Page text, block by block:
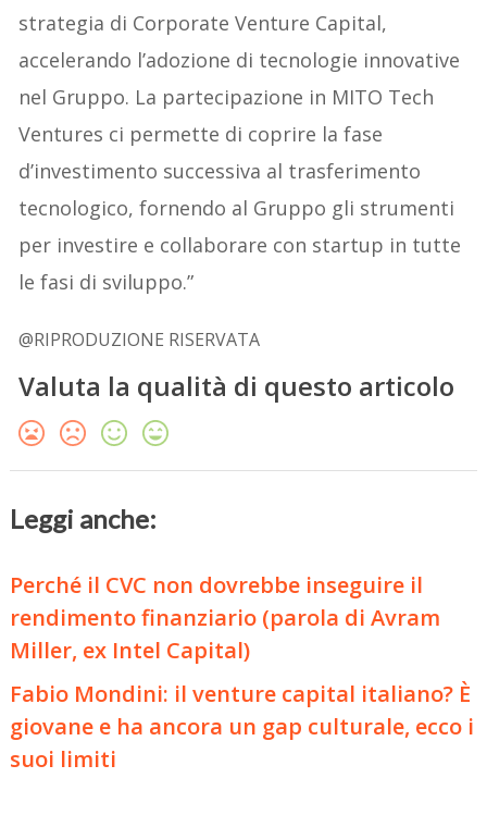
strategia di Corporate Venture Capital,
accelerando l’adozione di tecnologie innovative
nel Gruppo. La partecipazione in MITO Tech
Ventures ci permette di coprire la fase
d’investimento successiva al trasferimento
tecnologico, fornendo al Gruppo gli strumenti
per investire e collaborare con startup in tutte
le fasi di sviluppo.”
@RIPRODUZIONE RISERVATA
Valuta la qualità di questo articolo
Leggi anche:
Perché il CVC non dovrebbe inseguire il
rendimento finanziario (parola di Avram
Miller, ex Intel Capital)
Fabio Mondini: il venture capital italiano? È
giovane e ha ancora un gap culturale, ecco i
suoi limiti